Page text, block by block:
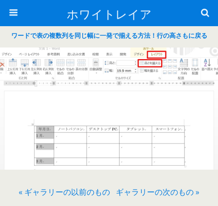
ホワイトレイア
ワードで表の複数列を同じ幅に一発で揃える方法！行の高さもに戻る
« ギャラリーの以前のもの ギャラリーの次のもの »